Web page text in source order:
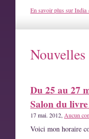
En savoir plus sur India
Nouvelles
Du 25 au 27
Salon du
17 mai. 2012, Aucun
Voici mon horaire